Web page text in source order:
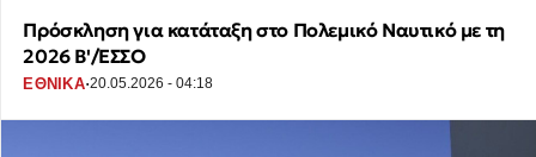
Πρόσκληση για κατάταξη στο Πολεμικό Ναυτικό με τη
2026 Β'/ΕΣΣΟ
ΕΘΝΙΚΑ·20.05.2026 - 04:18